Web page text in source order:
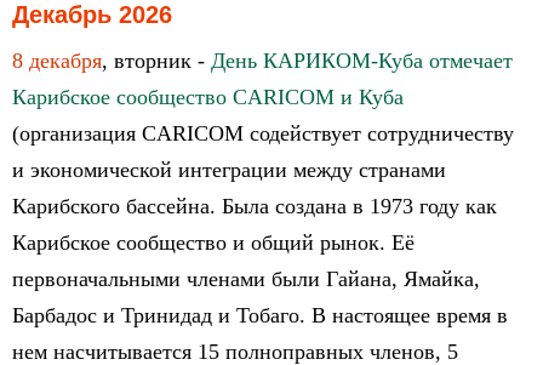
Декабрь 2026
8 декабря, вторник - День КАРИКОМ-Куба отмечает
Карибское сообщество CARICOM и Куба
(организация CARICOM содействует сотрудничеству
и экономической интеграции между странами
Карибского бассейна. Была создана в 1973 году как
Карибское сообщество и общий рынок. Её
первоначальными членами были Гайана, Ямайка,
Барбадос и Тринидад и Тобаго. В настоящее время в
нем насчитывается 15 полноправных членов, 5